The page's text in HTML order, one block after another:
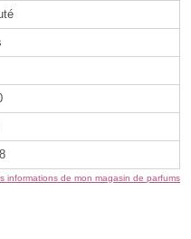
informations de mon magasin de parfums